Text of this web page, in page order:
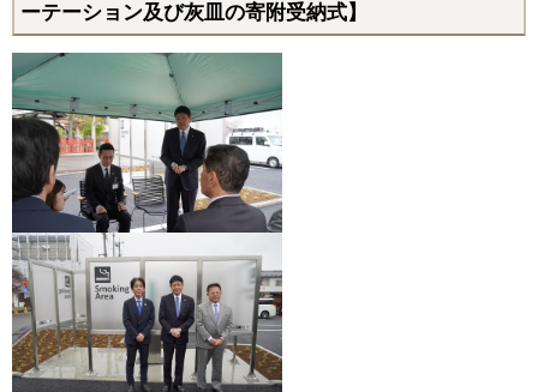
ーテーション及び灰皿の寄附受納式】